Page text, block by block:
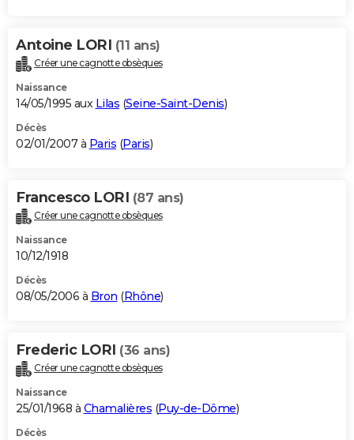
Antoine LORI (11 ans)
Créer une cagnotte obsèques
Naissance
14/05/1995 aux Lilas (Seine-Saint-Denis)
Décès
02/01/2007 à Paris (Paris)
Francesco LORI (87 ans)
Créer une cagnotte obsèques
Naissance
10/12/1918
Décès
08/05/2006 à Bron (Rhône)
Frederic LORI (36 ans)
Créer une cagnotte obsèques
Naissance
25/01/1968 à Chamalières (Puy-de-Dôme)
Décès